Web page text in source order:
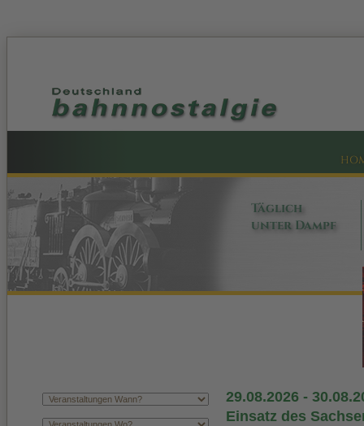
Täglich
unter Dampf
29.08.2026 -
Einsatz des